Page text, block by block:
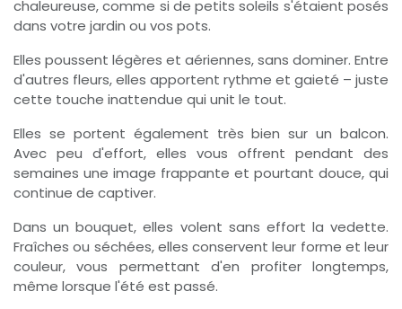
chaleureuse, comme si de petits soleils s'étaient posés
dans votre jardin ou vos pots.
Elles poussent légères et aériennes, sans dominer. Entre
d'autres fleurs, elles apportent rythme et gaieté – juste
cette touche inattendue qui unit le tout.
Elles se portent également très bien sur un balcon.
Avec peu d'effort, elles vous offrent pendant des
semaines une image frappante et pourtant douce, qui
continue de captiver.
Dans un bouquet, elles volent sans effort la vedette.
Fraîches ou séchées, elles conservent leur forme et leur
couleur, vous permettant d'en profiter longtemps,
même lorsque l'été est passé.